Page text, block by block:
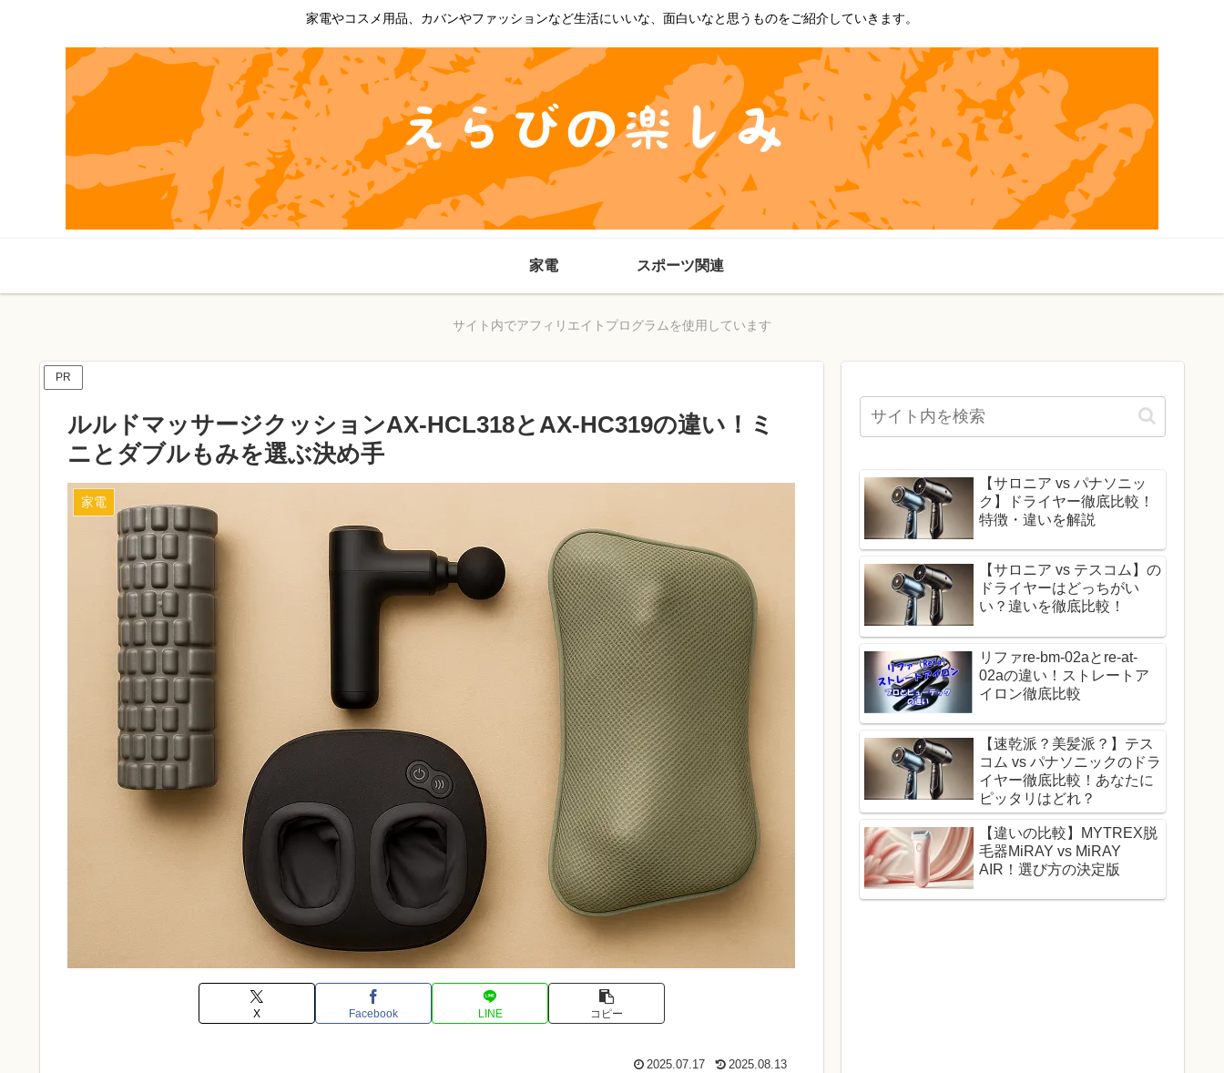
家電やコスメ用品、カバンやファッションなど生活にいいな、面白いなと思うものをご紹介していきます。
家電 スポーツ関連
サイト内でアフィリエイトプログラムを使用しています
PR
ルルドマッサージクッションAX-HCL318とAX-HC319の違い！ミ
ニとダブルもみを選ぶ決め手
家電
X Facebook LINE コピー
2025.07.17 2025.08.13
【サロニア vs パナソニッ
ク】ドライヤー徹底比較！
特徴・違いを解説
【サロニア vs テスコム】の
ドライヤーはどっちがい
い？違いを徹底比較！
リファre-bm-02aとre-at-
02aの違い！ストレートア
イロン徹底比較
【速乾派？美髪派？】テス
コム vs パナソニックのドラ
イヤー徹底比較！あなたに
ピッタリはどれ？
【違いの比較】MYTREX脱
毛器MiRAY vs MiRAY
AIR！選び方の決定版